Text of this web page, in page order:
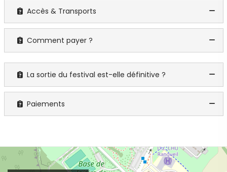
Accès & Transports
Comment payer ?
La sortie du festival est-elle définitive ?
Paiements